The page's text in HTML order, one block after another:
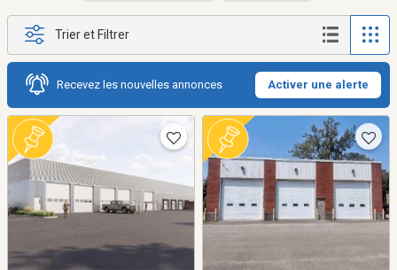
Trier et Filtrer
Recevez les nouvelles annonces Activer une alerte